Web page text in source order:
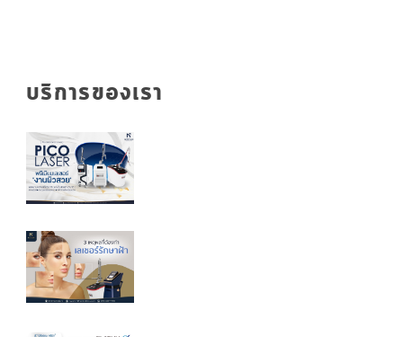
บริการของเรา